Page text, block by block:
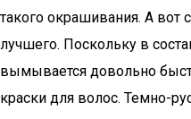
такого окрашивания. А вот
лучшего. Поскольку в
вымывается довольно
краски для волос. Темно-